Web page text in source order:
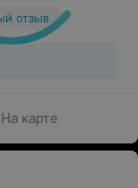
отзыв
На карте